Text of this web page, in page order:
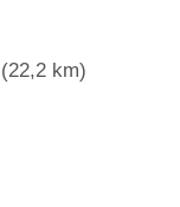
(22,2 km)